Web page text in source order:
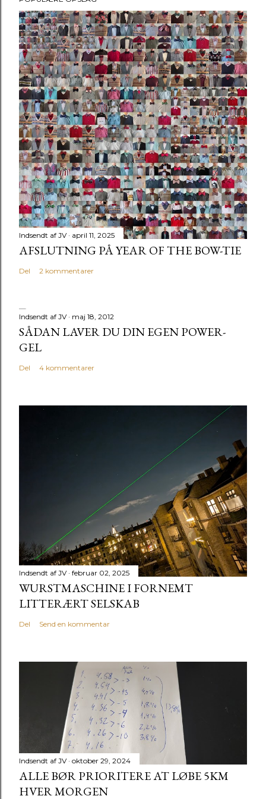
Indsendt af JV april 11, 2025
AFSLUTNING PÅ YEAR OF THE BOW-TIE
Del 2 kommentarer
Indsendt af JV maj 18, 2012
SÅDAN LAVER DU DIN EGEN POWER-
GEL
Del 4 kommentarer
Indsendt af JV februar 02, 2025
WURSTMASCHINE I FORNEMT
LITTERÆRT SELSKAB
Del Send en kommentar
Indsendt af JV oktober 29, 2024
ALLE BØR PRIORITERE AT LØBE 5KM
HVER MORGEN